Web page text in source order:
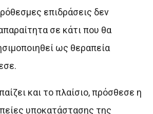
επιδράσεις δεν
σε κάτι που θα
ως θεραπεία
και το πλαίσιο, πρόσθεσε η
υποκατάστασης της